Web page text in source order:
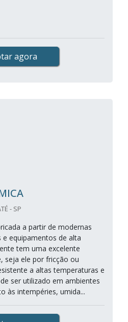
agora
- SP
a partir de modernas
equipamentos de alta
tem uma excelente
seja ele por fricção ou
a altas temperaturas e
ser utilizado em ambientes
às intempéries, umida...